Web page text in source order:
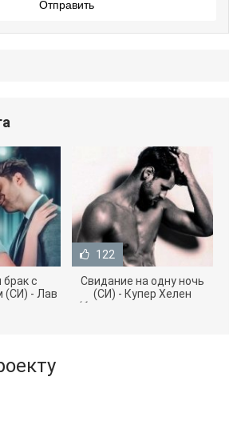
Отправить
с
(СИ) - Лав
версия
122
Свидание на одну ночь
(СИ) - Купер Хелен
(бесплатные серии книг